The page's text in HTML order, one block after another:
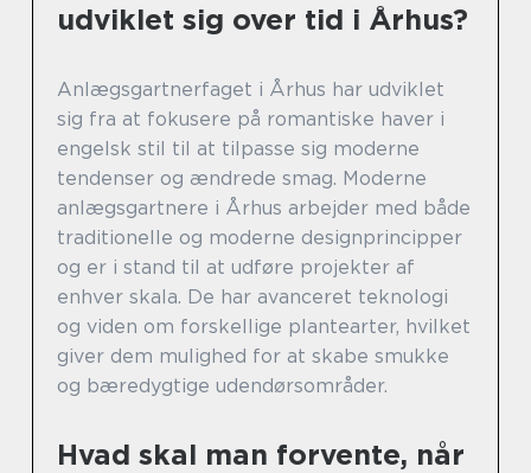
udviklet sig over tid i Århus?
Anlægsgartnerfaget i Århus har udviklet
sig fra at fokusere på romantiske haver i
engelsk stil til at tilpasse sig moderne
tendenser og ændrede smag. Moderne
anlægsgartnere i Århus arbejder med både
traditionelle og moderne designprincipper
og er i stand til at udføre projekter af
enhver skala. De har avanceret teknologi
og viden om forskellige plantearter, hvilket
giver dem mulighed for at skabe smukke
og bæredygtige udendørsområder.
Hvad skal man forvente, når